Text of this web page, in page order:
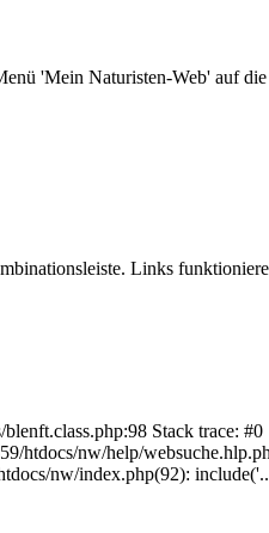
'Mein Naturisten-Web' auf
Links
Stack trace: #0
htdocs/nw/help/
nw/index.php(92):